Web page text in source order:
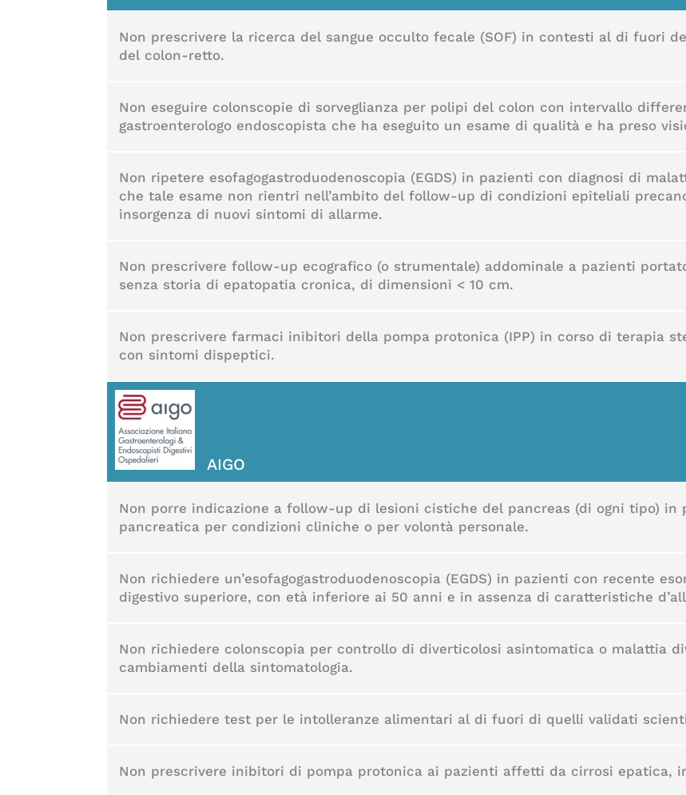
Non prescrivere la ricerca del sangue occulto fecale (SOF) in contesti al di fuori
del colon-retto.
Non eseguire colonscopie di sorveglianza per polipi del colon con intervallo
gastroenterologo endoscopista che ha eseguito un esame di qualità e ha preso
Non ripetere esofagogastroduodenoscopia (EGDS) in pazienti con diagnosi di
che tale esame non rientri nell’ambito del follow-up di condizioni epiteliali
insorgenza di nuovi sintomi di allarme.
Non prescrivere follow-up ecografico (o strumentale) addominale a pazienti
senza storia di epatopatia cronica, di dimensioni < 10 cm.
Non prescrivere farmaci inibitori della pompa protonica (IPP) in corso di terapia
con sintomi dispeptici.
AIGO
Non porre indicazione a follow-up di lesioni cistiche del pancreas (di ogni tipo)
pancreatica per condizioni cliniche o per volontà personale.
Non richiedere un’esofagogastroduodenoscopia (EGDS) in pazienti con recente
digestivo superiore, con età inferiore ai 50 anni e in assenza di caratteristiche
Non richiedere colonscopia per controllo di diverticolosi asintomatica o malattia
cambiamenti della sintomatologia.
Non richiedere test per le intolleranze alimentari al di fuori di quelli validati
Non prescrivere inibitori di pompa protonica ai pazienti affetti da cirrosi epatica,